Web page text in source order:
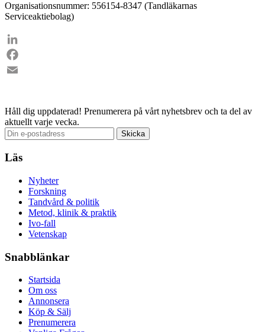
Organisationsnummer: 556154-8347 (Tandläkarnas
Serviceaktiebolag)
LinkedIn
Facebook
Håll dig uppdaterad! Prenumerera på vårt nyhetsbrev och ta del av
aktuellt varje vecka.
Läs
Nyheter
Forskning
Tandvård & politik
Metod, klinik & praktik
Ivo-fall
Vetenskap
Snabblänkar
Startsida
Om oss
Annonsera
Köp & Sälj
Prenumerera